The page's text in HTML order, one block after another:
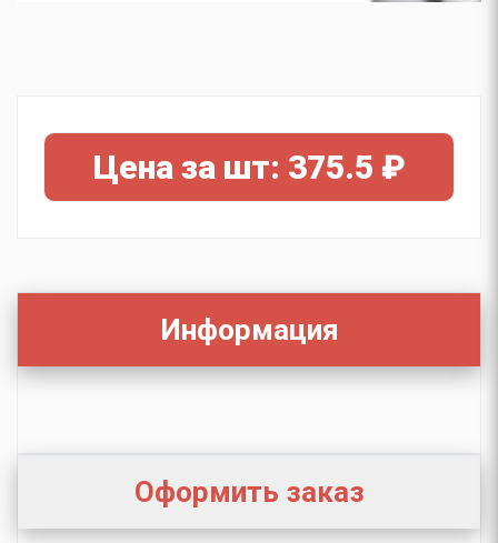
Цена за шт: 375.5 ₽
Информация
Оформить заказ